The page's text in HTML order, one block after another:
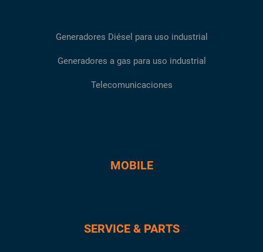
Generadores Diésel para uso industrial
Generadores a gas para uso industrial
Telecomunicaciones
MOBILE
SERVICE & PARTS